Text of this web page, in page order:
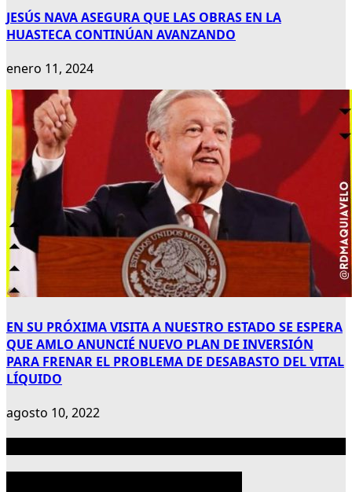
JESÚS NAVA ASEGURA QUE LAS OBRAS EN LA
HUASTECA CONTINÚAN AVANZANDO
enero 11, 2024
EN SU PRÓXIMA VISITA A NUESTRO ESTADO SE ESPERA
QUE AMLO ANUNCIÉ NUEVO PLAN DE INVERSIÓN
PARA FRENAR EL PROBLEMA DE DESABASTO DEL VITAL
LÍQUIDO
agosto 10, 2022